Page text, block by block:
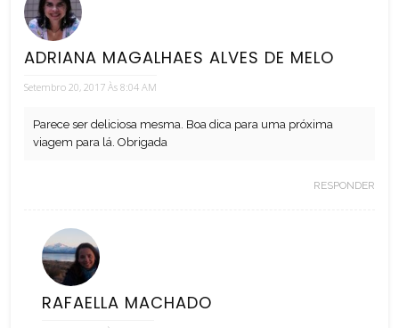
ADRIANA MAGALHAES ALVES DE MELO
Setembro 20, 2017 Às 8:04 AM
Parece ser deliciosa mesma. Boa dica para uma próxima
viagem para lá. Obrigada
RESPONDER
RAFAELLA MACHADO